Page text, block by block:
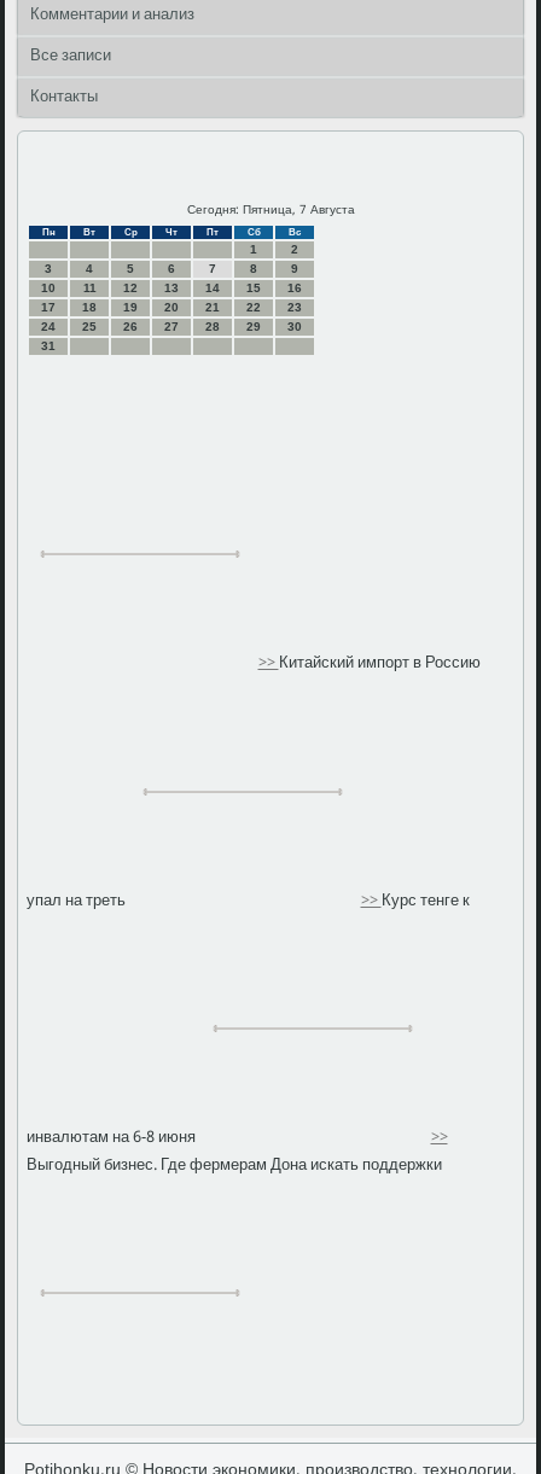
Комментарии и анализ
Все записи
Контакты
Сегодня: Пятница, 7 Августа
Пн Вт Ср Чт Пт Сб Вс
1
2
3
4 5 6 7 8
9
10
11 12 13 14 15
16
17
18 19 20 21 22
23
24
25 26 27 28 29
30
31
>>Китайский импорт в Россию
упал на треть >>Курс тенге к
инвалютам на 6-8 июня
>>
Выгодный бизнес. Где фермерам Дона искать поддержки